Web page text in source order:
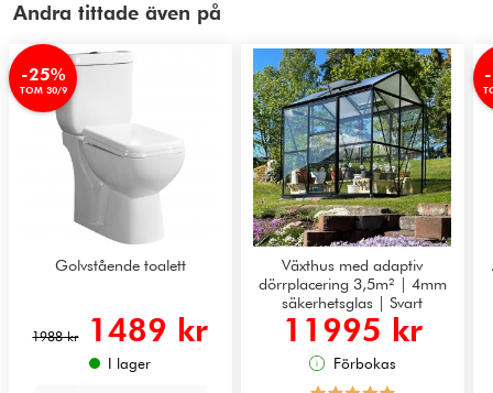
Andra tittade även på
-25%
TOM 30/9
Golvstående toalett
1988 kr 1489 kr
I lager
Växthus med adaptiv
dörrplacering 3,5m² | 4mm
säkerhetsglas | Svart
11995 kr
Förbokas